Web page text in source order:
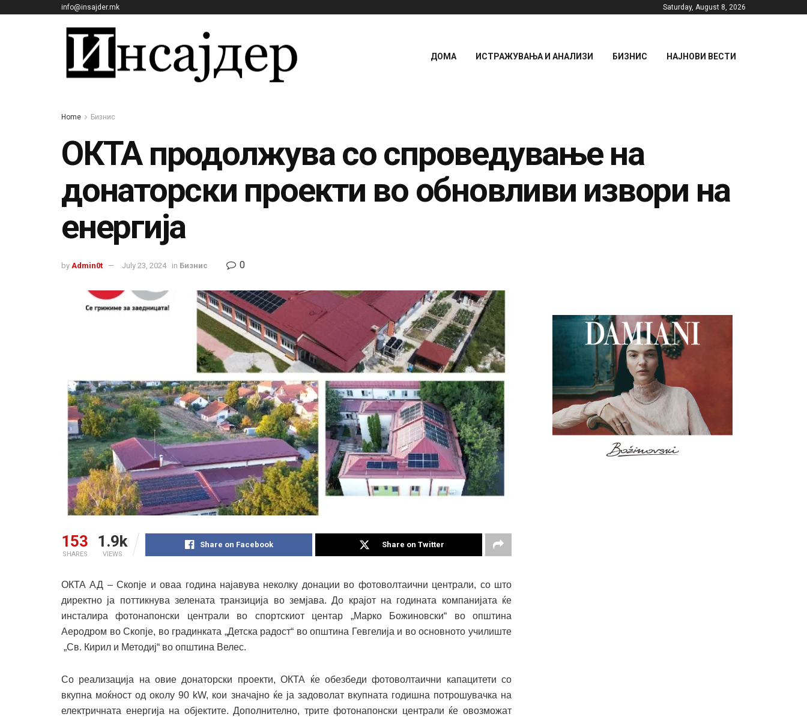
info@insajder.mk Saturday, August 8, 2026
ДОМА ИСТРАЖУВАЊА И АНАЛИЗИ БИЗНИС НАЈНОВИ ВЕСТИ
Home Бизнис
ОКТА продолжува со спроведување на
донаторски проекти во обновливи извори на
енергија
by Admin0t July 23, 2024 in Бизнис 0
153
SHARES
1.9k
VIEWS
Share on Facebook Share on Twitter
ОКТА АД – Скопје и оваа година најавува неколку донации во фотоволтаични централи, со што
директно ја поттикнува зелената транзиција во земјава. До крајот на годината компанијата ќе
инсталира фотонапонски централи во спортскиот центар „Марко Божиновски“ во општина
Аеродром во Скопје, во градинката „Детска радост“ во општина Гевгелија и во основното училиште
„Св. Кирил и Методиј“ во општина Велес.
Со реализација на овие донаторски проекти, ОКТА ќе обезбеди фотоволтаични капацитети со
вкупна моќност од околу 90 kW, кои значајно ќе ја задоволат вкупната годишна потрошувачка на
електричната енергија на објектите. Дополнително, трите фотонапонски централи ќе овозможат